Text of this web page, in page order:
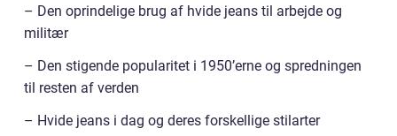
– Den oprindelige brug af hvide jeans til arbejde og
militær
– Den stigende popularitet i 1950’erne og spredningen
til resten af verden
– Hvide jeans i dag og deres forskellige stilarter